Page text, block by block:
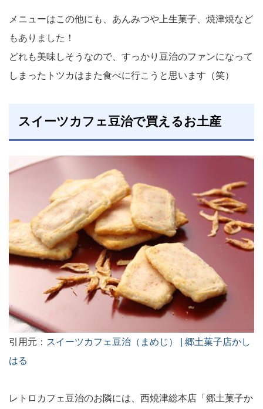
メニューはこの他にも、あんみつや上生菓子、焼津焼など
もありました！
どれも美味しそうなので、すっかり豆治のファンになって
しまったトツカはまた食べに行こうと思います（笑）
スイーツカフェ豆治で買えるお土産
引用元： スイーツカフェ豆治（まめじ） | 郷土菓子店かし
はる
レトロカフェ豆治のお隣には、西焼津総本店「郷土菓子か